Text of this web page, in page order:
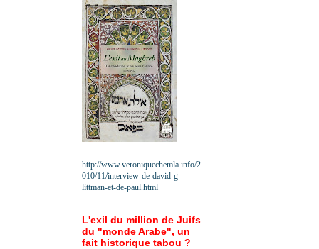
http://www.veroniquechemla.info/2
010/11/interview-de-david-g-
littman-et-de-paul.html
L'exil du million de Juifs
du "monde Arabe", un
fait historique tabou ?